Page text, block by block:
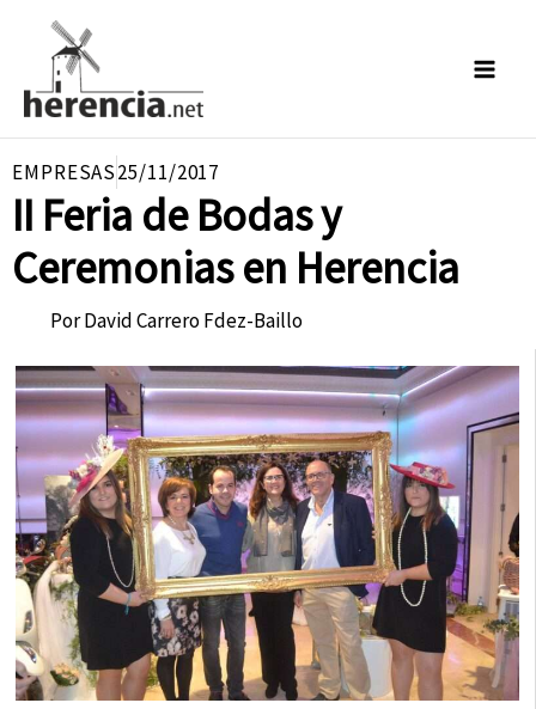
contenido
EMPRESAS25/11/2017
II Feria de Bodas y
Ceremonias en Herencia
PorDavid Carrero Fdez-Baillo